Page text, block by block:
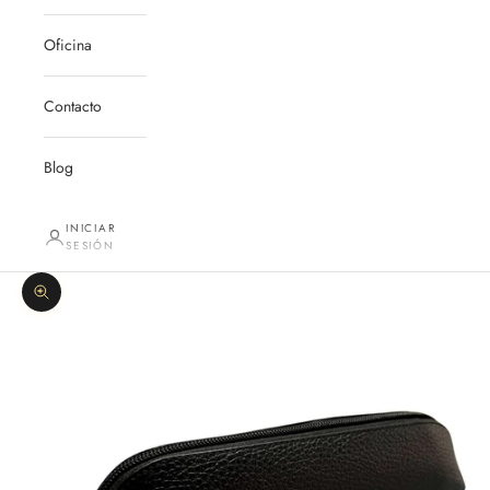
Oficina
Contacto
Blog
INICIAR
SESIÓN
Zoom